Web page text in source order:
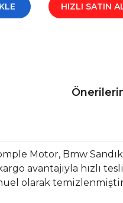
HIZLI SATIN
Motor, Bmw
avantajıyla hızlı
olarak